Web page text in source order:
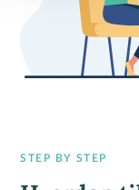
STEP BY STEP